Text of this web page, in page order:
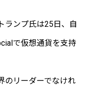
ランプ氏は25日、自
で仮想通貨を支持
のリーダーでなけれ